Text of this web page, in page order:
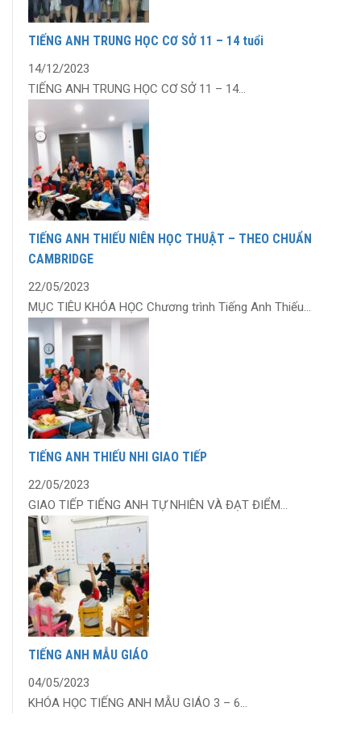
TIẾNG ANH TRUNG HỌC CƠ SỞ 11 – 14 tuổi
14/12/2023
TIẾNG ANH TRUNG HỌC CƠ SỞ 11 – 14...
TIẾNG ANH THIẾU NIÊN HỌC THUẬT – THEO CHUẨN
CAMBRIDGE
22/05/2023
MỤC TIÊU KHÓA HỌC Chương trình Tiếng Anh Thiếu...
TIẾNG ANH THIẾU NHI GIAO TIẾP
22/05/2023
GIAO TIẾP TIẾNG ANH TỰ NHIÊN VÀ ĐẠT ĐIỂM...
TIẾNG ANH MẪU GIÁO
04/05/2023
KHÓA HỌC TIẾNG ANH MẪU GIÁO 3 – 6...